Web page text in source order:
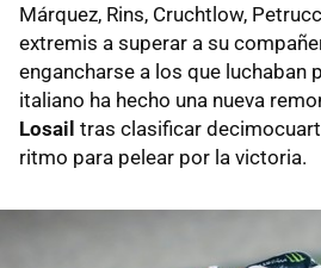
Márquez, Rins, Cruchtlow,
extremis a superar a su
engancharse a los que luchaban
italiano ha hecho una nueva
Losail tras clasificar
ritmo para pelear por la victoria.